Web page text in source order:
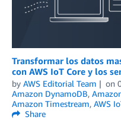
Transformar los datos
con AWS IoT Core y los
by AWS Editorial Team on
Amazon DynamoDB,
Amazon Timestream, AWS
Share